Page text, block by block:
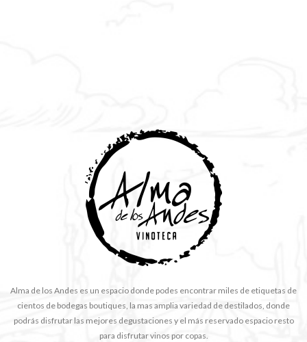
Alma de los Andes es un espacio donde podes encontrar miles de etiquetas de
cientos de bodegas boutiques, la mas amplia variedad de destilados, donde
podrás disfrutar las mejores degustaciones y el más reservado espacio resto
para disfrutar vinos por copas.